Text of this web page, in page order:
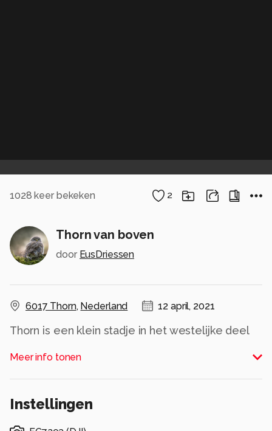
1028 keer bekeken 2
Thorn van boven
door EusDriessen
6017 Thorn, Nederland 12 april, 2021
Thorn is een klein stadje in het westelijke deel
Maas. Thorn staat bekend als het witte stadje dit
logischerwijs om de vele witgeschilderde
Meer info tonen
Instellingen